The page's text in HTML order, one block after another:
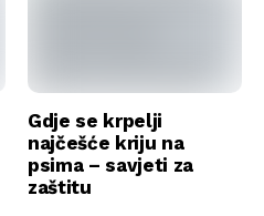
Gdje se krpelji
najčešće kriju na
psima – savjeti za
zaštitu